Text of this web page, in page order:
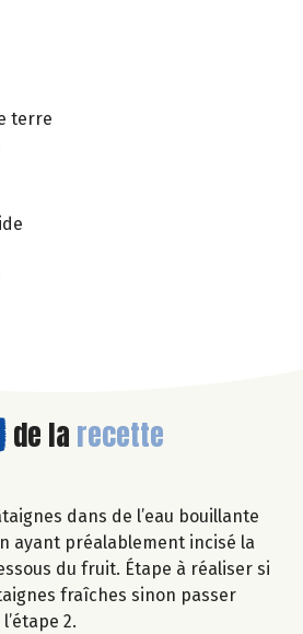
terre
de la recette
dans de l’eau bouillante
ayant préalablement incisé la
du fruit. Étape à réaliser si
fraîches sinon passer
2.